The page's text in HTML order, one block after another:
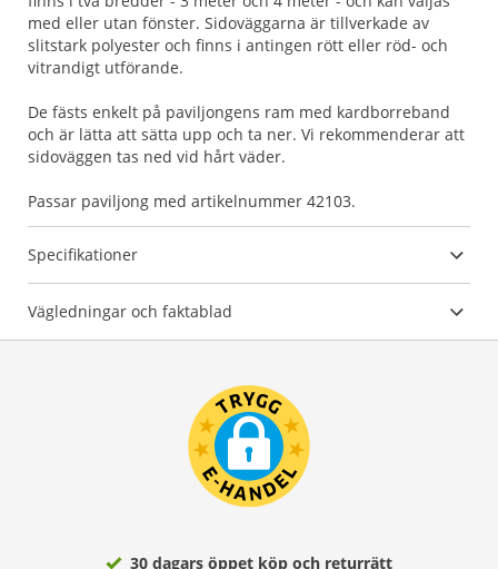
med eller utan fönster. Sidoväggarna är tillverkade av
slitstark polyester och finns i antingen rött eller röd- och
vitrandigt utförande.
De fästs enkelt på paviljongens ram med kardborreband
och är lätta att sätta upp och ta ner. Vi rekommenderar att
sidoväggen tas ned vid hårt väder.
Passar paviljong med artikelnummer 42103.
Specifikationer
Vägledningar och faktablad
30 dagars öppet köp och returrätt